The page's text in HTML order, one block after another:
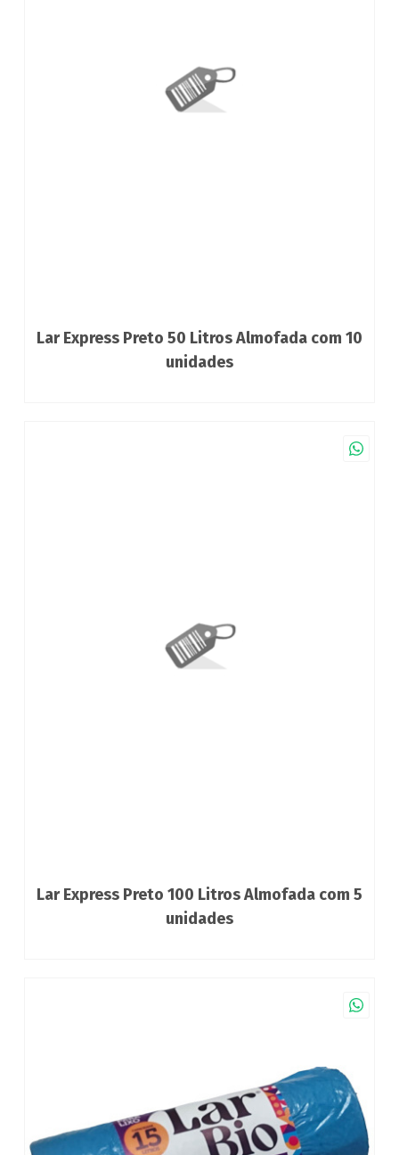
Lar Express Preto 50 Litros Almofada com 10
unidades
Lar Express Preto 100 Litros Almofada com 5
unidades